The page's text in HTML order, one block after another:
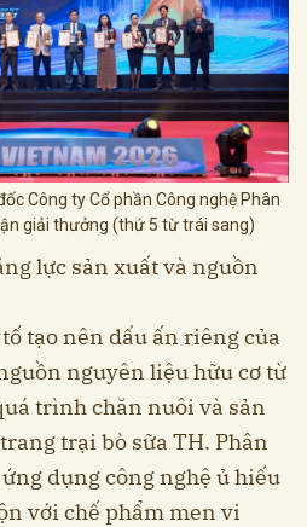
Công ty Cổ phần Công nghệ Phân
giải thưởng (thứ 5 từ trái sang)
lực sản xuất và nguồn
tạo nên dấu ấn riêng của
nguyên liệu hữu cơ từ
trình chăn nuôi và sản
trại bò sữa TH. Phân
dụng công nghệ ủ hiếu
với chế phẩm men vi